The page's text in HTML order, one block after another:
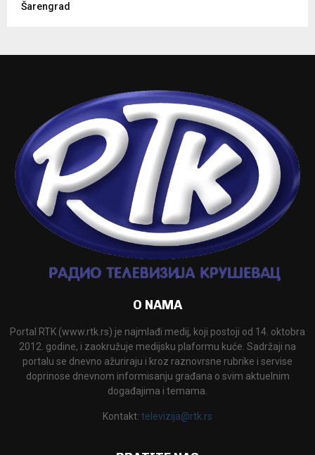
Šarengrad
O NAMA
Portal RTK (www.rtk.rs) je najmlađi medij, koji postoji od 14. oktobra
2012. godine, i zaokružuje medijsku plaformu kuće. Sadržaji na
portalu se dnevno ažuriraju i kroz raznovrsne rubrike i servise
doprinose dnevnom informisanju građana o svim aktuelnim
događajima i temama.
Kontakt: televizija@rtk.rs